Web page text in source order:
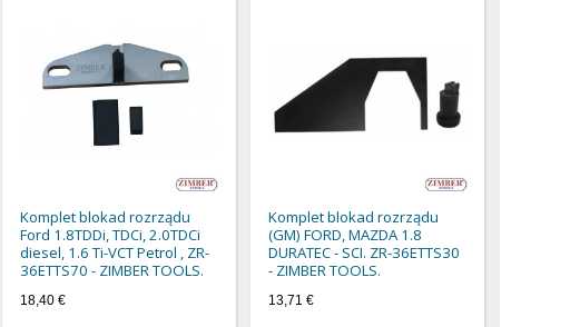
Komplet blokad rozrządu
Ford 1.8TDDi, TDCi, 2.0TDCi
diesel, 1.6 Ti-VCT Petrol , ZR-
36ETTS70 - ZIMBER TOOLS.
18,40 €
Komplet blokad rozrządu
(GM) FORD, MAZDA 1.8
DURATEC - SCI. ZR-36ETTS30
- ZIMBER TOOLS.
13,71 €